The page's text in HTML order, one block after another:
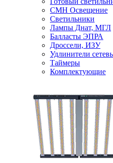
CMH Освещение
Светильники
Лампы Днат, МГЛ
Балласты ЭПРА
Дроссели, ИЗУ
Удлинители
Таймеры
Комплектующие